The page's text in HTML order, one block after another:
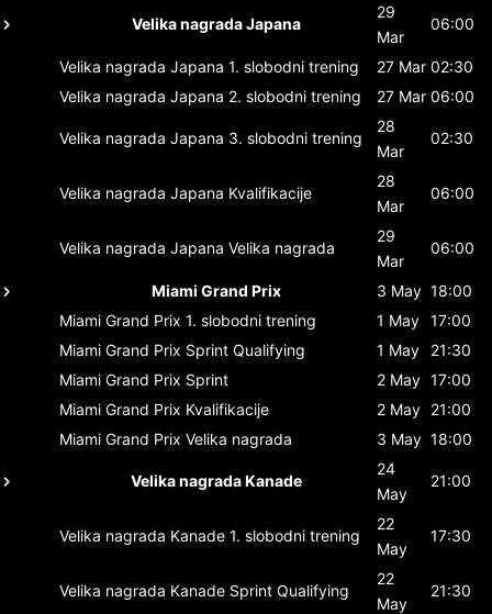
Velika nagrada Japana
29
Mar
06:00
Velika nagrada Japana 1. slobodni trening 27 Mar 02:30
Velika nagrada Japana 2. slobodni trening 27 Mar 06:00
Velika nagrada Japana 3. slobodni trening
28
Mar
02:30
Velika nagrada Japana Kvalifikacije
28
Mar
06:00
Velika nagrada Japana Velika nagrada
29
Mar
06:00
Miami Grand Prix 3 May 18:00
Miami Grand Prix 1. slobodni trening 1 May 17:00
Miami Grand Prix Sprint Qualifying 1 May
21:30
Miami Grand Prix Sprint 2 May 17:00
Miami Grand Prix Kvalifikacije 2 May 21:00
Miami Grand Prix Velika nagrada 3 May 18:00
Velika nagrada Kanade
24
May
21:00
Velika nagrada Kanade 1. slobodni trening
22
May
17:30
Velika nagrada Kanade Sprint Qualifying
22
May
21:30